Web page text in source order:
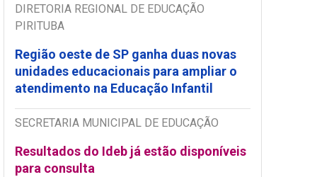
DIRETORIA REGIONAL DE EDUCAÇÃO
PIRITUBA
Região oeste de SP ganha duas novas
unidades educacionais para ampliar o
atendimento na Educação Infantil
SECRETARIA MUNICIPAL DE EDUCAÇÃO
Resultados do Ideb já estão disponíveis
para consulta